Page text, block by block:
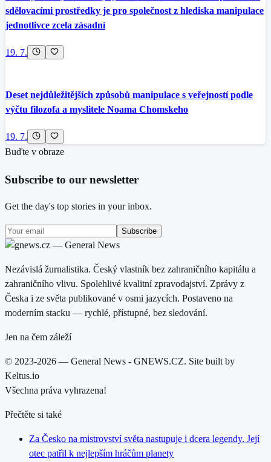
sdělovacími prostředky je pro společnost z hlediska manipulace
jednotlivce zcela zásadní
19. 7.
Deset nejdůležitějších způsobů manipulace s veřejností podle
výčtu filozofa a myslitele Noama Chomskeho
19. 7.
Buďte v obraze
Subscribe to our newsletter
Get the day's top stories in your inbox.
Subscribe
Nezávislá žurnalistika. Český vlastník bez zahraničního kapitálu a
zahraničního vlivu. Spolehlivé kvalitní zpravodajství. Zprávy z
Česka i ze světa publikované v osmi jazycích. Postaveno na
moderním stacku — rychlé, přístupné, bez sledování.
Jen na čem záleží
© 2023-2026 — General News - GNEWS.CZ. Site built by
Keltus.io
Všechna práva vyhrazena!
Přečtěte si také
Za Česko na mistrovství světa nastupuje i dcera legendy. Její
otec patřil k nejlepším hráčům planety